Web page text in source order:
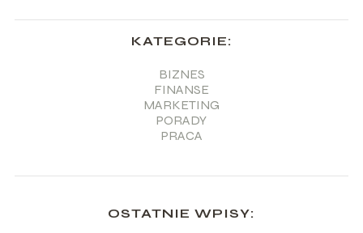
KATEGORIE:
BIZNES
FINANSE
MARKETING
PORADY
PRACA
OSTATNIE WPISY: